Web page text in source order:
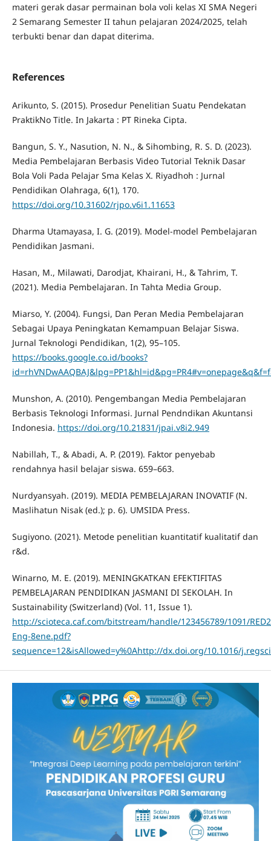
materi gerak dasar permainan bola voli kelas XI SMA Negeri
2 Semarang Semester II tahun pelajaran 2024/2025, telah
terbukti benar dan dapat diterima.
References
Arikunto, S. (2015). Prosedur Penelitian Suatu Pendekatan
PraktikNo Title. In Jakarta : PT Rineka Cipta.
Bangun, S. Y., Nasution, N. N., & Sihombing, R. S. D. (2023).
Media Pembelajaran Berbasis Video Tutorial Teknik Dasar
Bola Voli Pada Pelajar Sma Kelas X. Riyadhoh : Jurnal
Pendidikan Olahraga, 6(1), 170.
https://doi.org/10.31602/rjpo.v6i1.11653
Dharma Utamayasa, I. G. (2019). Model-model Pembelajaran
Pendidikan Jasmani.
Hasan, M., Milawati, Darodjat, Khairani, H., & Tahrim, T.
(2021). Media Pembelajaran. In Tahta Media Group.
Miarso, Y. (2004). Fungsi, Dan Peran Media Pembelajaran
Sebagai Upaya Peningkatan Kemampuan Belajar Siswa.
Jurnal Teknologi Pendidikan, 1(2), 95–105.
https://books.google.co.id/books?
Munshon, A. (2010). Pengembangan Media Pembelajaran
Berbasis Teknologi Informasi. Jurnal Pendndikan Akuntansi
Indonesia. https://doi.org/10.21831/jpai.v8i2.949
Nabillah, T., & Abadi, A. P. (2019). Faktor penyebab
rendahnya hasil belajar siswa. 659–663.
Nurdyansyah. (2019). MEDIA PEMBELAJARAN INOVATIF (N.
Maslihatun Nisak (ed.); p. 6). UMSIDA Press.
Sugiyono. (2021). Metode penelitian kuantitatif kualitatif dan
r&d.
Winarno, M. E. (2019). MENINGKATKAN EFEKTIFITAS
PEMBELAJARAN PENDIDIKAN JASMANI DI SEKOLAH. In
Sustainability (Switzerland) (Vol. 11, Issue 1).
http://scioteca.caf.com/bitstream/handle/123456789/1091/
Eng-8ene.pdf?
sequence=12&isAllowed=y%0Ahttp://dx.doi.org/10.1016/